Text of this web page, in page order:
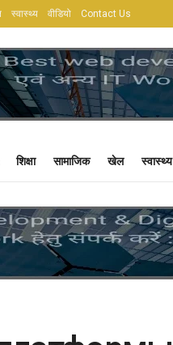
स्वास्थ्य वीडियो Contact Us
शिक्षा सामाजिक खेल स्वास्थ्य